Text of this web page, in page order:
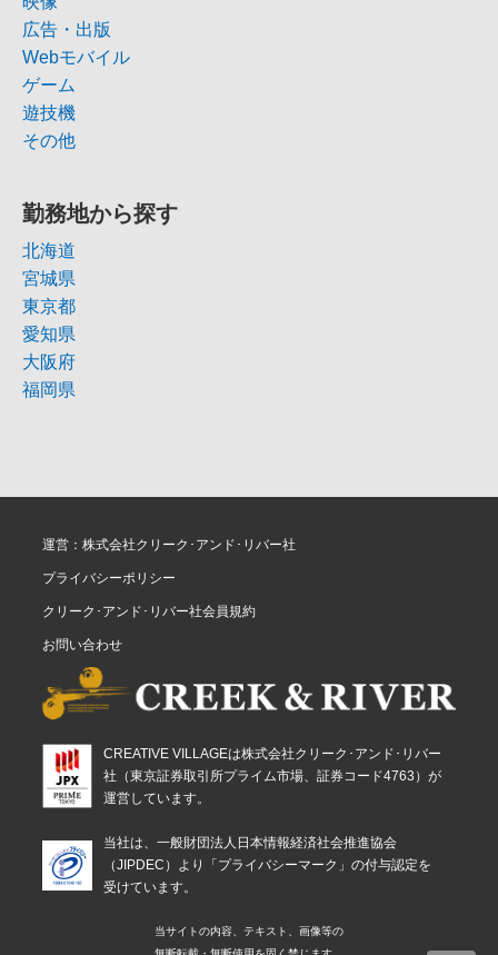
広告・出版
Webモバイル
ゲーム
遊技機
その他
勤務地から探す
北海道
宮城県
東京都
愛知県
大阪府
福岡県
運営：株式会社クリーク･アンド･リバー社
プライバシーポリシー
クリーク･アンド･リバー社会員規約
お問い合わせ
CREATIVE VILLAGEは株式会社クリーク･アンド･リバー
社（東京証券取引所プライム市場、証券コード4763）が
運営しています。
当社は、一般財団法人日本情報経済社会推進協会
（JIPDEC）より「プライバシーマーク」の付与認定を
受けています。
当サイトの内容、テキスト、画像等の